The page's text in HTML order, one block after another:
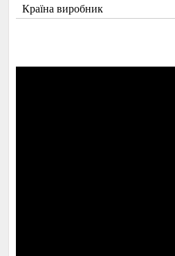
Країна виробник